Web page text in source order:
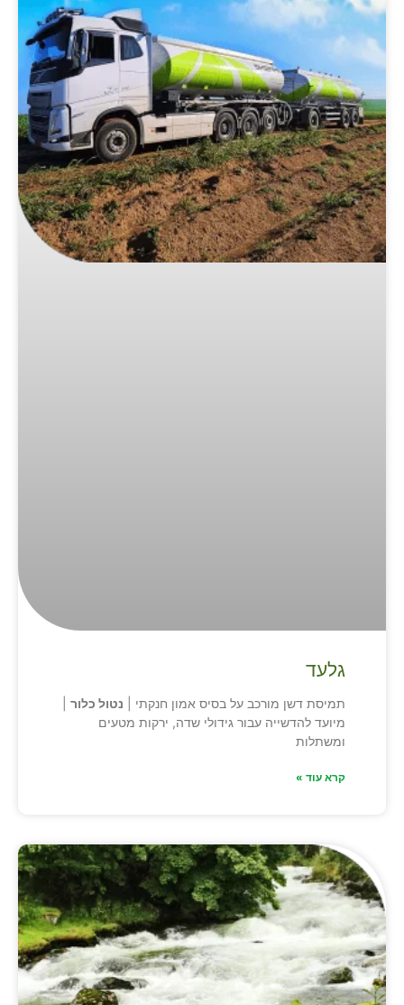
גלעד
תמיסת דשן מורכב על בסיס אמון חנקתי | נטול כלור
מיועד להדשייה עבור גידולי שדה, ירקות מטעים
ומשתלות
קרא עוד »